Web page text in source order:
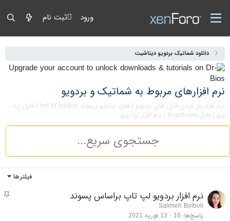
ورود ثبت نام
دانلود شماتیک بردویو دیتاشیت
نرم افزارهای مربوط به شماتیک و بردویو
نرم افزار باز کردن فایل های بردویو | فایل بردویو پسوند brd fd bd bdv | فایل برد
ویو | فایل boardview | نرم افزار برد ویو
فیلترها
نرم افزار بردویو لپ تاپ براساس پسوند
Salimeh Bolboli
پاسخ‌ها 16 13 فوریه 2021